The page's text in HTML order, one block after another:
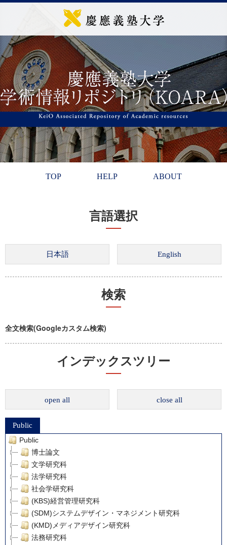
TOP HELP ABOUT
言語選択
検索
全文検索(Googleカスタム検索)
インデックスツリー
open all close all
Public
Public
博士論文
文学研究科
法学研究科
社会学研究科
(KBS)経営管理研究科
(SDM)システムデザイン・マネジメント研究科
(KMD)メディアデザイン研究科
法務研究科